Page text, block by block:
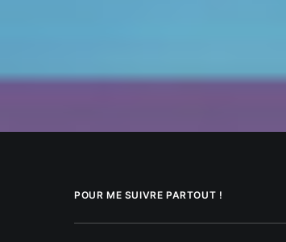
POUR ME SUIVRE PARTOUT !